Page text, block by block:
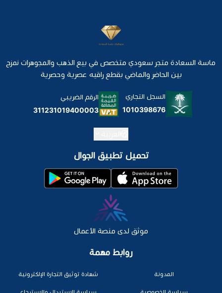
روابط مهمة
المدونة شهادة توثيق التجارة الإلكترونية
سياسة الخصوصية سياسة الإستبدال والإسترجاع
ماسة السعادة متجر سعودي متخصص في بيع الذهب والمجوهرات نمزج
بين الحاضر والماضي بقطع راقيه عصرية وحصرية
السجل التجاري
1010398676
الرقم الضريبي
311231019400003
تحميل تطبيق الجوال
موثق لدى منصة الأعمال